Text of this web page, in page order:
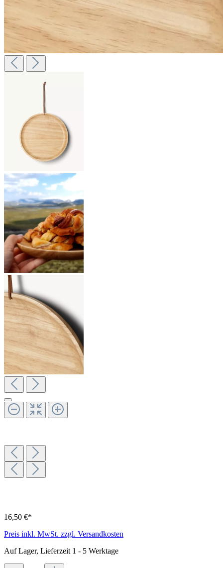
16,50 €*
Preis inkl. MwSt. zzgl. Versandkosten
Auf Lager, Lieferzeit 1 - 5 Werktage